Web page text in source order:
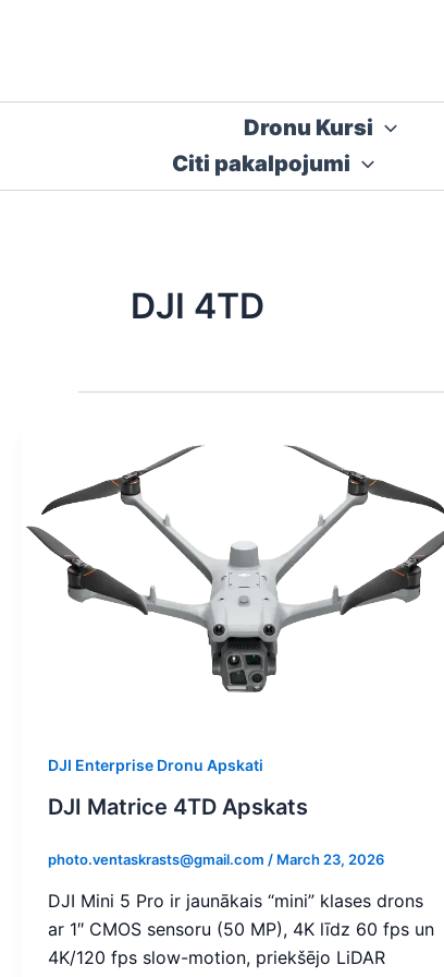
Dronu Kursi
Citi pakalpojumi
DJI 4TD
DJI Enterprise Dronu Apskati
DJI Matrice 4TD Apskats
photo.ventaskrasts@gmail.com / March 23, 2026
DJI Mini 5 Pro ir jaunākais “mini” klases drons
ar 1″ CMOS sensoru (50 MP), 4K līdz 60 fps un
4K/120 fps slow-motion, priekšējo LiDAR